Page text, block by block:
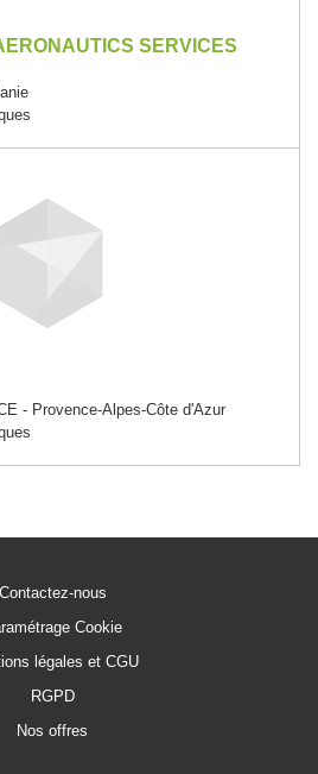
SERVICES
- Provence-Alpes-Côte d'Azur
Contactez-nous
Cookie
légales et CGU
RGPD
Nos offres